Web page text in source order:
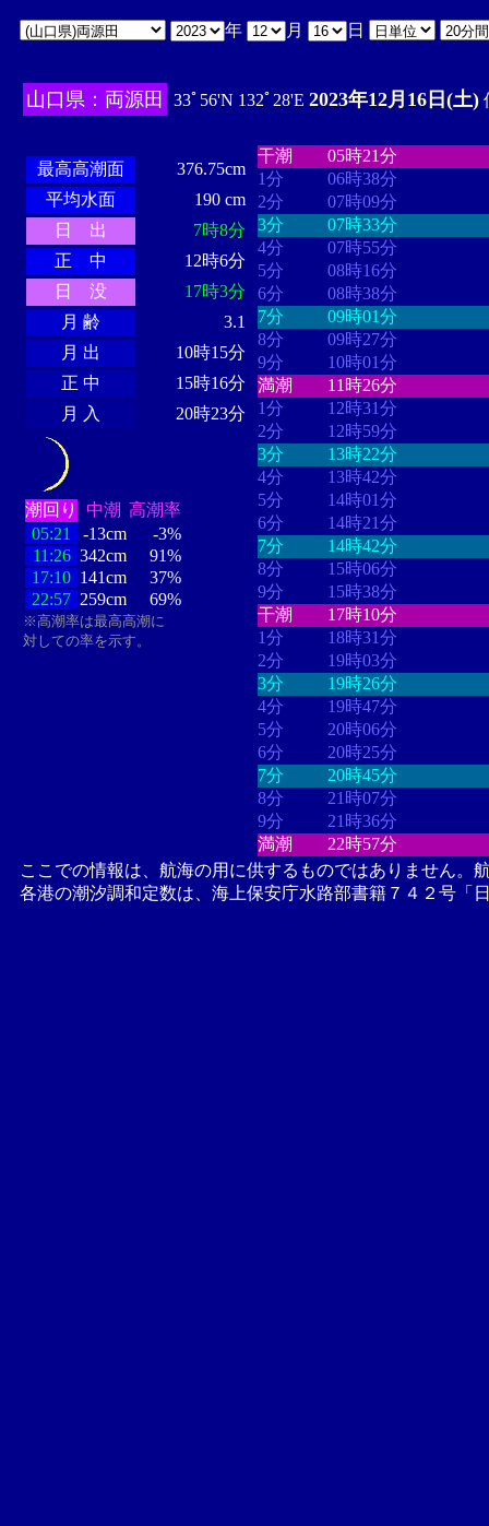
年 月 日
山口県：両源田 33ﾟ56'N 132ﾟ28'E 2023年12月16日(土)
最高高潮面
376.75cm
平均水面
190 cm
日 出
7時8分
正 中
12時6分
日 没
17時3分
月 齢
3.1
月 出
10時15分
正 中
15時16分
月 入
20時23分
潮回り 中潮 高潮率
05:21
-13cm
-3%
11:26 342cm
91%
17:10 141cm
37%
22:57 259cm 69%
※高潮率は最高高潮に
対しての率を示す。
干潮
05時21分
1分
06時38分
2分
07時09分
3分
07時33分
4分
07時55分
5分
08時16分
6分
08時38分
7分
09時01分
8分
09時27分
9分
10時01分
満潮
11時26分
1分
12時31分
2分
12時59分
3分
13時22分
4分
13時42分
5分
14時01分
6分
14時21分
7分
14時42分
8分
15時06分
9分
15時38分
干潮
17時10分
1分
18時31分
2分
19時03分
3分
19時26分
4分
19時47分
5分
20時06分
6分
20時25分
7分
20時45分
8分
21時07分
9分
21時36分
満潮
22時57分
ここでの情報は、航海の用に供するものではありません。
各港の潮汐調和定数は、海上保安庁水路部書籍７４２号「